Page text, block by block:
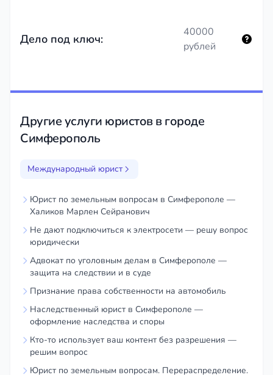
Дело под ключ:
40000
рублей
Другие услуги юристов в городе
Симферополь
Международный юрист
Юрист по земельным вопросам в Симферополе —
Халиков Марлен Сейранович
Не дают подключиться к электросети — решу вопрос
юридически
Адвокат по уголовным делам в Симферополе —
защита на следствии и в суде
Признание права собственности на автомобиль
Наследственный юрист в Симферополе —
оформление наследства и споры
Кто-то использует ваш контент без разрешения —
решим вопрос
Юрист по земельным вопросам. Перераспределение.